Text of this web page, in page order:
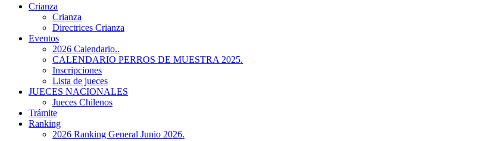
Crianza
Crianza
Directrices Crianza
Eventos
2026 Calendario..
CALENDARIO PERROS DE MUESTRA 2025.
Inscripciones
Lista de jueces
JUECES NACIONALES
Jueces Chilenos
Trámite
Ranking
2026 Ranking General Junio 2026.